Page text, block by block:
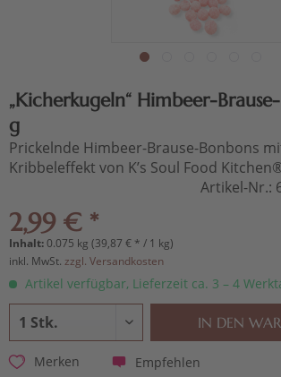
„Kicherkugeln“ Himbeer-
g
Prickelnde Himbeer-Brause-Bonbons
Kribbeleffekt von K’s Soul Food
Artikel-Nr.:
2,99 € *
Inhalt:0.075 kg (39,87 € * / 1 kg)
inkl. MwSt. zzgl. Versandkosten
Artikel verfügbar, Lieferzeit ca. 3 – 4
IN DEN
Merken Empfehlen